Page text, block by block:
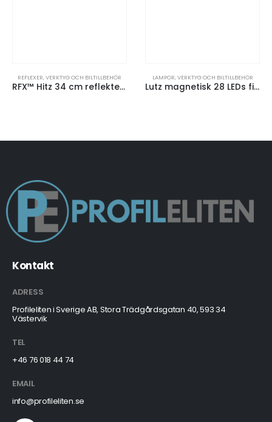
REFLEXER,VERKTYG OCH BILTILLBEHÖR
RFX™ Hitz 34 cm reflekterande slapwrap av PVC i neon
LAMPOR,VERKTYG OCH BILTILLBEHÖR
Lutz magnetisk 28 LEDs ficklampa
Kontakt
ADRESS
Profileliten i Sverige AB, Stora Trädgårdsgatan 40, 593 34
Västervik
TEL
+46 76 018 44 74
EMAIL
info@profileliten.se